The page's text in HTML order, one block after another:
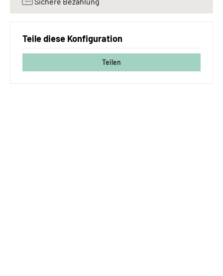
Teile diese Konfiguration
Teilen